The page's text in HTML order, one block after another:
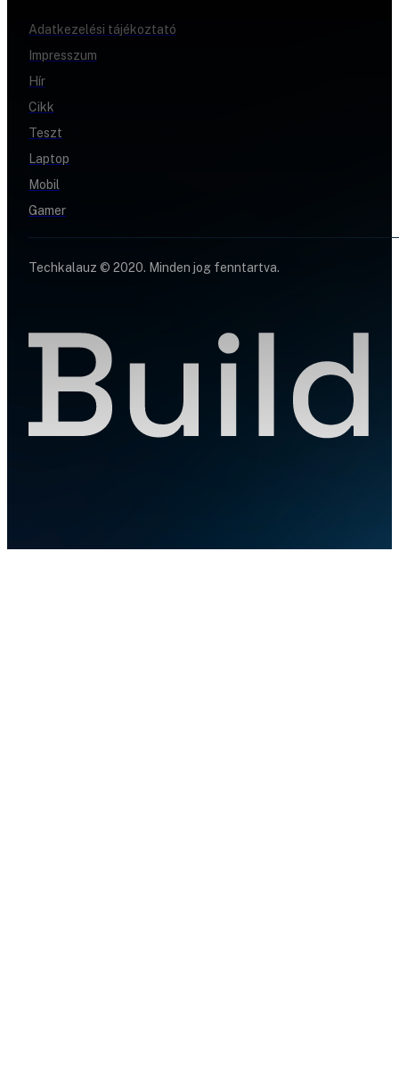
Adatkezelési tájékoztató
Impresszum
Hír
Cikk
Teszt
Laptop
Mobil
Gamer
Techkalauz © 2020. Minden jog fenntartva.